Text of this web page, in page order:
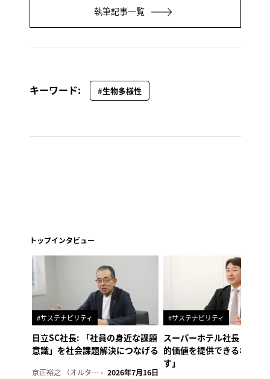
執筆記事一覧
キーワード: #生物多様性
トップインタビュー
#サステナビリティ
日立SC社長: 「社員の身近な課題
意識」を社会課題解決につなげる
京正裕之 （オルタナ副編集長） 2026年7月16日
#サステナビリティ
スーパーホテル社長「地域
的価値を提供できるホテル
す」